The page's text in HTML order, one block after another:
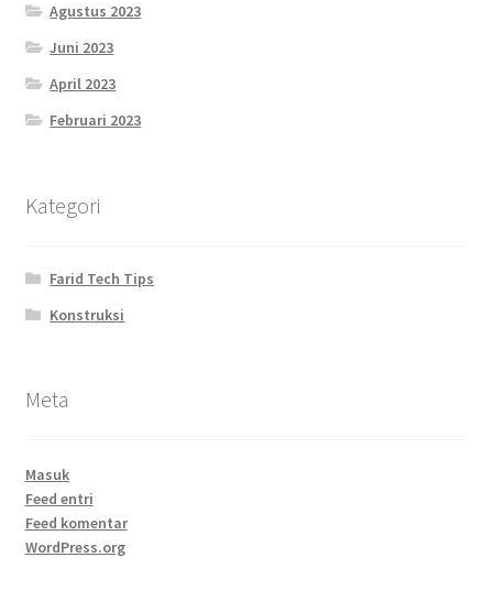
Agustus 2023
Juni 2023
April 2023
Februari 2023
Kategori
Farid Tech Tips
Konstruksi
Meta
Masuk
Feed entri
Feed komentar
WordPress.org